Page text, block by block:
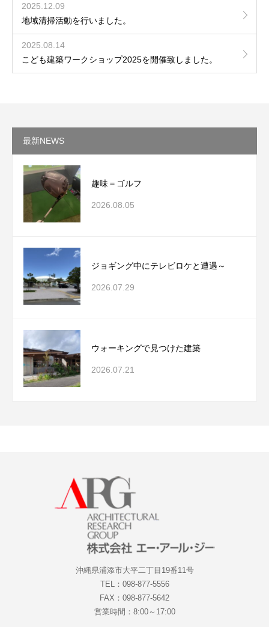
2025.12.09
地域清掃活動を行いました。
2025.08.14
こども建築ワークショップ2025を開催致しました。
最新NEWS
趣味＝ゴルフ
2026.08.05
ジョギング中にテレビロケと遭遇～
2026.07.29
ウォーキングで見つけた建築
2026.07.21
沖縄県浦添市大平二丁目19番11号
TEL：098-877-5556
FAX：098-877-5642
営業時間：8:00～17:00